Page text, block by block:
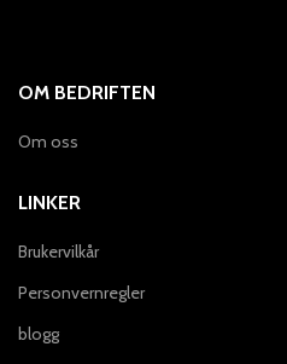
OM BEDRIFTEN
Om oss
LINKER
Brukervilkår
Personvernregler
blogg